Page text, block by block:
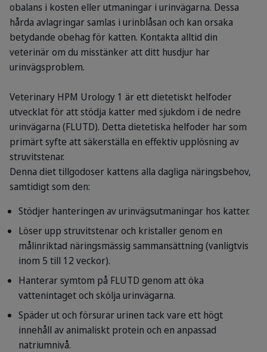
obalans i kosten eller utmaningar i urinvägarna. Dessa
hårda avlagringar samlas i urinblåsan och kan orsaka
betydande obehag för katten. Kontakta alltid din
veterinär om du misstänker att ditt husdjur har
urinvägsproblem.
Veterinary HPM Urology 1 är ett dietetiskt helfoder
utvecklat för att stödja katter med sjukdom i de nedre
urinvägarna (FLUTD). Detta dietetiska helfoder har som
primärt syfte att säkerställa en effektiv upplösning av
struvitstenar.
Denna diet tillgodoser kattens alla dagliga näringsbehov,
samtidigt som den:
Stödjer hanteringen av urinvägsutmaningar hos katter.
Löser upp struvitstenar och kristaller genom en
målinriktad näringsmässig sammansättning (vanligtvis
inom 5 till 12 veckor).
Hanterar symtom på FLUTD genom att öka
vattenintaget och skölja urinvägarna.
Späder ut och försurar urinen tack vare ett högt
innehåll av animaliskt protein och en anpassad
natriumnivå.